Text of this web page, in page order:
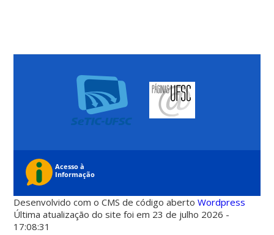
Desenvolvido com o CMS de código abertoWordpress
Última atualização do site foi em 23 de julho 2026 -
17:08:31